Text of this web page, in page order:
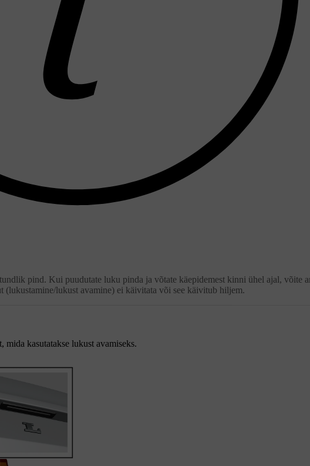
pind. Kui puudutate luku pinda ja võtate käepidemest kinni ühel ajal, võite
(lukustamine/lukust avamine) ei käivitata või see käivitub hiljem.
mida kasutatakse lukust avamiseks.